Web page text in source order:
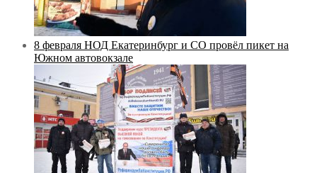
8 февраля НОД Екатеринбург и СО провёл пикет на
Южном автовокзале